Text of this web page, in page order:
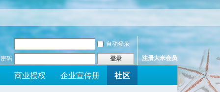
自动登录
密码
登录 注册大米会员
商业授权 企业宣传册 社区